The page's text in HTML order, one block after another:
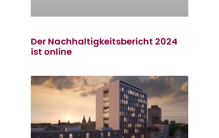
Der Nachhaltigkeitsbericht 2024
ist online